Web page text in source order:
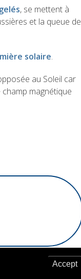
, se mettent à
et la queue de
solaire.
au Soleil car
magnétique
Accept